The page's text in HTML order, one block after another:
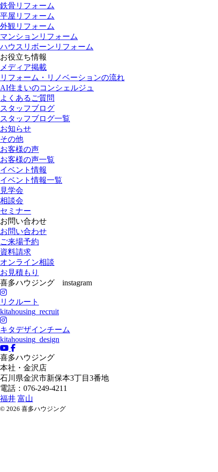
鉄骨リフォーム
平屋リフォーム
外観リフォーム
マンションリフォーム
ハウスリボーンリフォーム
お役立ち情報
メディア掲載
リフォーム・リノベーションの流れ
AI住まいのコンシェルジュ
よくあるご質問
スタッフブログ
スタッフブログ一覧
お知らせ
その他
お客様の声
お客様の声一覧
イベント情報
イベント情報一覧
見学会
相談会
セミナー
お問い合わせ
お問い合わせ
ご来場予約
資料請求
オンライン相談
お見積もり
喜多ハウジング instagram
リクルート
kitahousing_recruit
キタデザインチーム
kitahousing_design
喜多ハウジング
本社・金沢店
石川県金沢市新保本3丁目3番地
電話：076-249-4211
福井 富山
© 2026 喜多ハウジング